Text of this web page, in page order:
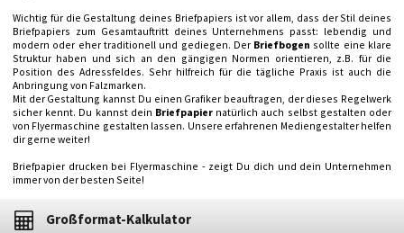
Wichtig für die Gestaltung deines Briefpapiers ist vor allem, dass der Stil deines
Briefpapiers zum Gesamtauftritt deines Unternehmens passt: lebendig und
modern oder eher traditionell und gediegen. Der Briefbogen sollte eine klare
Struktur haben und sich an den gängigen Normen orientieren, z.B. für die
Position des Adressfeldes. Sehr hilfreich für die tägliche Praxis ist auch die
Anbringung von Falzmarken.
Mit der Gestaltung kannst Du einen Grafiker beauftragen, der dieses Regelwerk
sicher kennt. Du kannst dein Briefpapier natürlich auch selbst gestalten oder
von Flyermaschine gestalten lassen. Unsere erfahrenen Mediengestalter helfen
dir gerne weiter!
Briefpapier drucken bei Flyermaschine - zeigt Du dich und dein Unternehmen
immer von der besten Seite!
Großformat-Kalkulator